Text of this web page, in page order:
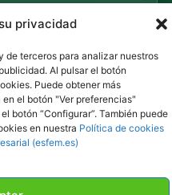
privacidad
de terceros para analizar nuestros
Al pulsar el botón
Puede obtener más
el botón "Ver preferencias"
botón “Configurar”. También puede
en nuestra Política de cookies
(esfem.es)
Respuesta ágil por
reservados.